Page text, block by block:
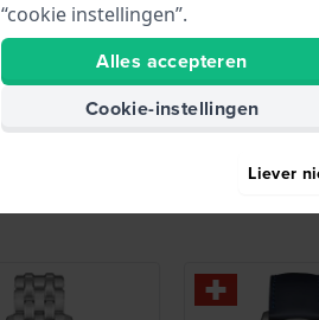
Datum - Venster
Stopwatch /
“cookie instellingen”.
Alles accepteren
Cookie-instellingen
Liever